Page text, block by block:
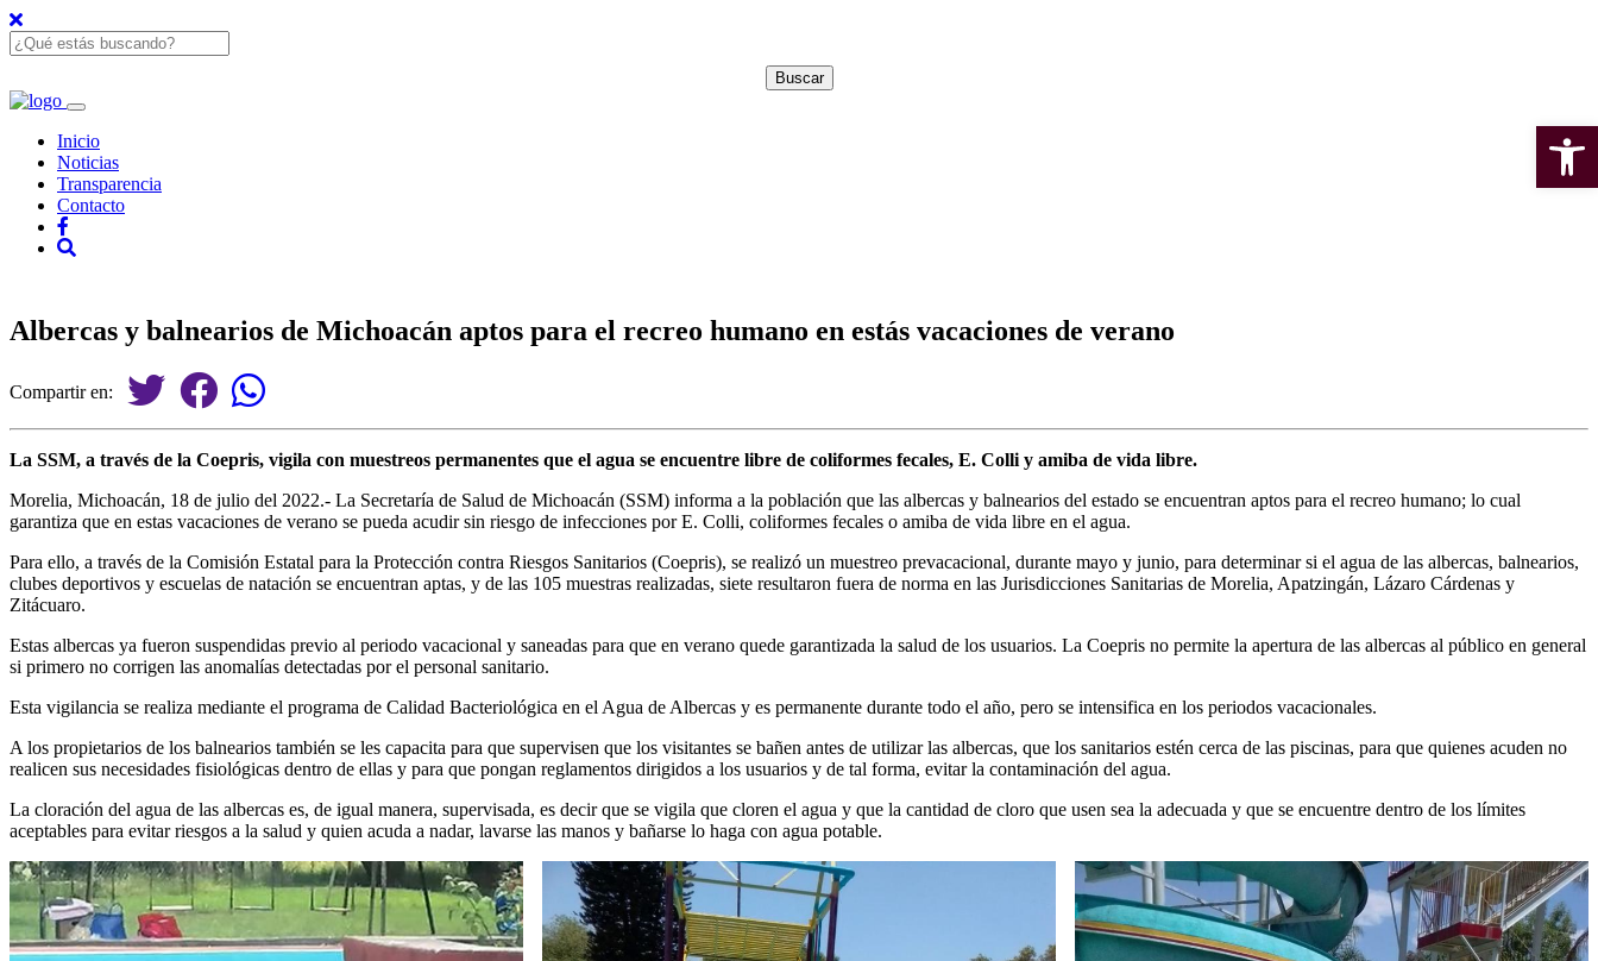
Inicio
Noticias
Transparencia
Contacto
Albercas y balnearios de Michoacán aptos para el recreo humano en estás vacaciones de verano
Compartir en:
La SSM, a través de la Coepris, vigila con muestreos permanentes que el agua se encuentre libre de coliformes fecales, E. Colli y amiba de vida libre.
Morelia, Michoacán, 18 de julio del 2022.- La Secretaría de Salud de Michoacán (SSM) informa a la población que las albercas y balnearios del estado se encuentran aptos para el recreo humano; lo cual
garantiza que en estas vacaciones de verano se pueda acudir sin riesgo de infecciones por E. Colli, coliformes fecales o amiba de vida libre en el agua.
Para ello, a través de la Comisión Estatal para la Protección contra Riesgos Sanitarios (Coepris), se realizó un muestreo prevacacional, durante mayo y junio, para determinar si el agua de las albercas, balnearios,
clubes deportivos y escuelas de natación se encuentran aptas, y de las 105 muestras realizadas, siete resultaron fuera de norma en las Jurisdicciones Sanitarias de Morelia, Apatzingán, Lázaro Cárdenas y
Zitácuaro.
Estas albercas ya fueron suspendidas previo al periodo vacacional y saneadas para que en verano quede garantizada la salud de los usuarios. La Coepris no permite la apertura de las albercas al público en general
si primero no corrigen las anomalías detectadas por el personal sanitario.
Esta vigilancia se realiza mediante el programa de Calidad Bacteriológica en el Agua de Albercas y es permanente durante todo el año, pero se intensifica en los periodos vacacionales.
A los propietarios de los balnearios también se les capacita para que supervisen que los visitantes se bañen antes de utilizar las albercas, que los sanitarios estén cerca de las piscinas, para que quienes acuden no
realicen sus necesidades fisiológicas dentro de ellas y para que pongan reglamentos dirigidos a los usuarios y de tal forma, evitar la contaminación del agua.
La cloración del agua de las albercas es, de igual manera, supervisada, es decir que se vigila que cloren el agua y que la cantidad de cloro que usen sea la adecuada y que se encuentre dentro de los límites
aceptables para evitar riesgos a la salud y quien acuda a nadar, lavarse las manos y bañarse lo haga con agua potable.